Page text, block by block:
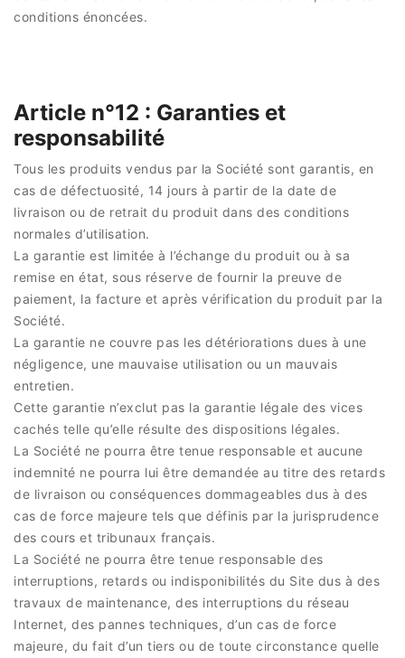
conditions énoncées.
Article n°12 : Garanties et
responsabilité
Tous les produits vendus par la Société sont garantis, en
cas de défectuosité, 14 jours à partir de la date de
livraison ou de retrait du produit dans des conditions
normales d’utilisation.
La garantie est limitée à l’échange du produit ou à sa
remise en état, sous réserve de fournir la preuve de
paiement, la facture et après vérification du produit par la
Société.
La garantie ne couvre pas les détériorations dues à une
négligence, une mauvaise utilisation ou un mauvais
entretien.
Cette garantie n’exclut pas la garantie légale des vices
cachés telle qu’elle résulte des dispositions légales.
La Société ne pourra être tenue responsable et aucune
indemnité ne pourra lui être demandée au titre des retards
de livraison ou conséquences dommageables dus à des
cas de force majeure tels que définis par la jurisprudence
des cours et tribunaux français.
La Société ne pourra être tenue responsable des
interruptions, retards ou indisponibilités du Site dus à des
travaux de maintenance, des interruptions du réseau
Internet, des pannes techniques, d’un cas de force
majeure, du fait d’un tiers ou de toute circonstance quelle